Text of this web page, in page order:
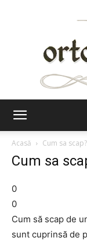
Acasă
Cum sa scap?
Cum sa
0
0
Cum să scap de
sunt cuprinsă de